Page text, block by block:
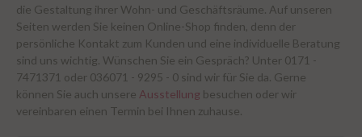
die Gestaltung ihrer Wohn- und Geschäftsräume. Auf unseren
Seiten werden Sie keinen Online-Shop finden, denn der
persönliche Kontakt zum Kunden und eine individuelle Beratung
sind uns wichtig. Wünschen Sie ein Gespräch? Unter 0171 -
7471371 oder 036071 - 9295 - 0 sind wir für Sie da. Gerne
können Sie auch unsere Ausstellung besuchen oder wir
vereinbaren einen Termin bei Ihnen zuhause.